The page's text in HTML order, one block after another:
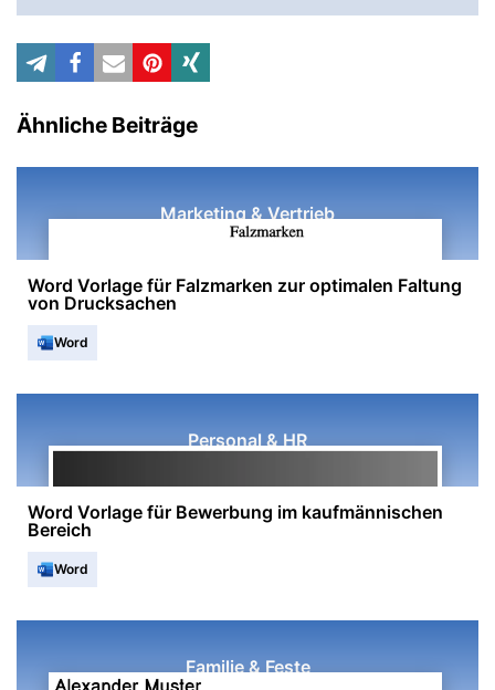
Ähnliche Beiträge
Marketing & Vertrieb
Word Vorlage für Falzmarken zur optimalen Faltung
von Drucksachen
Word
Personal & HR
Word Vorlage für Bewerbung im kaufmännischen
Bereich
Word
Familie & Feste